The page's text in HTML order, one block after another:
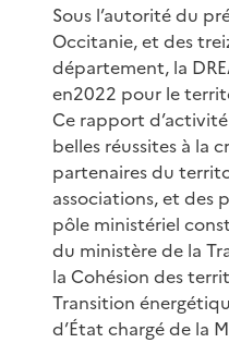
Sous l’autorité du
Occitanie, et des
département, la
en2022 pour le
Ce rapport
belles réussites à la
partenaires du
associations, et des
pôle ministériel
du ministère de la
la Cohésion des
Transition
d’État chargé de la